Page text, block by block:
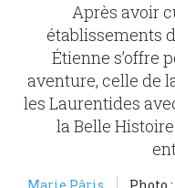
Après avoir
établissements
Étienne s’offre
aventure, celle de
les Laurentides
la Belle